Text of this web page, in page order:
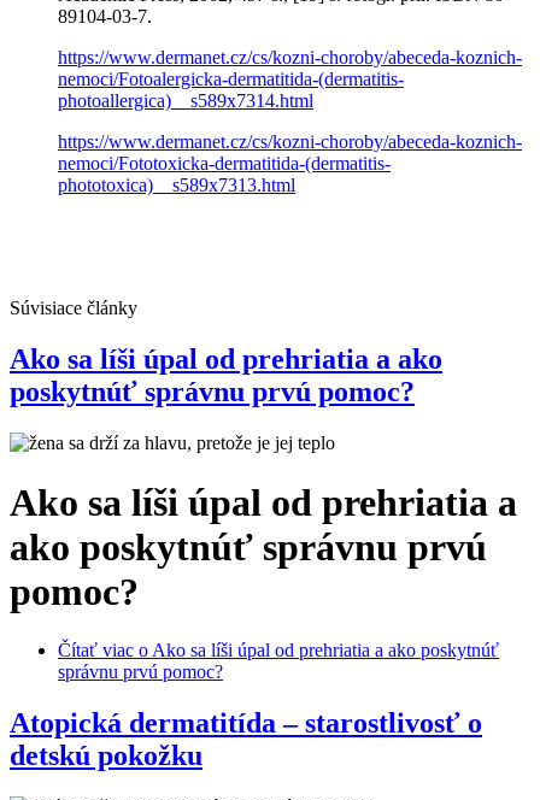
89104-03-7.
https://www.dermanet.cz/cs/kozni-choroby/abeceda-koznich-
nemoci/Fotoalergicka-dermatitida-(dermatitis-
photoallergica)__s589x7314.html
https://www.dermanet.cz/cs/kozni-choroby/abeceda-koznich-
nemoci/Fototoxicka-dermatitida-(dermatitis-
phototoxica)__s589x7313.html
Súvisiace články
Ako sa líši úpal od prehriatia a ako
poskytnúť správnu prvú pomoc?
Ako sa líši úpal od prehriatia a
ako poskytnúť správnu prvú
pomoc?
Čítať viac o Ako sa líši úpal od prehriatia a ako poskytnúť
správnu prvú pomoc?
Atopická dermatitída – starostlivosť o
detskú pokožku